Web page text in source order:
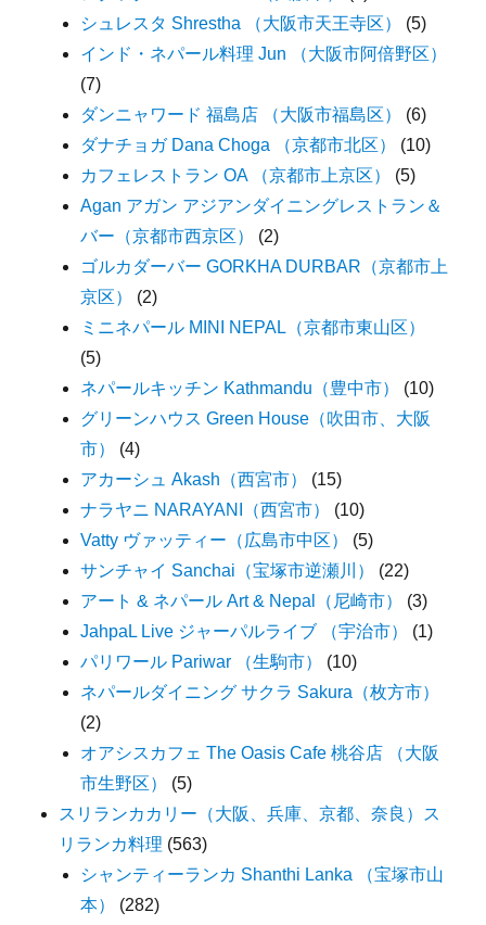
シュレスタ Shrestha （大阪市天王寺区）
(5)
インド・ネパール料理 Jun （大阪市阿倍野区）
(7)
ダンニャワード 福島店 （大阪市福島区）
(6)
ダナチョガ Dana Choga （京都市北区）
(10)
カフェレストラン OA （京都市上京区）
(5)
Agan アガン アジアンダイニングレストラン＆
バー（京都市西京区）
(2)
ゴルカダーバー GORKHA DURBAR（京都市上
京区）
(2)
ミニネパール MINI NEPAL（京都市東山区）
(5)
ネパールキッチン Kathmandu（豊中市）
(10)
グリーンハウス Green House（吹田市、大阪
市）
(4)
アカーシュ Akash（西宮市）
(15)
ナラヤニ NARAYANI（西宮市）
(10)
Vatty ヴァッティー（広島市中区）
(5)
サンチャイ Sanchai（宝塚市逆瀬川）
(22)
アート & ネパール Art & Nepal（尼崎市）
(3)
JahpaL Live ジャーパルライブ （宇治市）
(1)
パリワール Pariwar （生駒市）
(10)
ネパールダイニング サクラ Sakura（枚方市）
(2)
オアシスカフェ The Oasis Cafe 桃谷店 （大阪
市生野区）
(5)
スリランカカリー（大阪、兵庫、京都、奈良）ス
リランカ料理 (563)
シャンティーランカ Shanthi Lanka （宝塚市山
本）
(282)